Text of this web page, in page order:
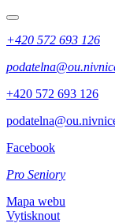
+420 572 693 126
+420 572 693 126
Facebook
Pro Seniory
Mapa webu
Vytisknout